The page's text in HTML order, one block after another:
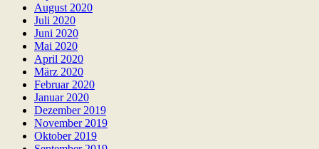
August 2020
Juli 2020
Juni 2020
Mai 2020
April 2020
März 2020
Februar 2020
Januar 2020
Dezember 2019
November 2019
Oktober 2019